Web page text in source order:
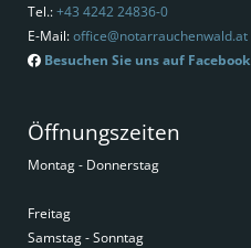
Tel.:+43 4242 24836-0
E-Mail:office@notarrauchenwald.at
 Besuchen Sie uns auf Facebook
Öffnungszeiten
Montag - Donnerstag
Freitag
Samstag - Sonntag